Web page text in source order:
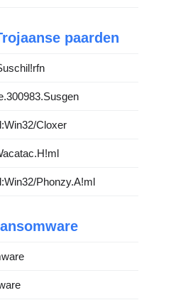
paarden
Cloxer
Phonzy.A!ml